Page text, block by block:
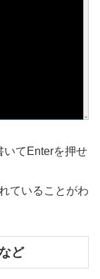
いてEnterを押せ
ていることがわ
ど